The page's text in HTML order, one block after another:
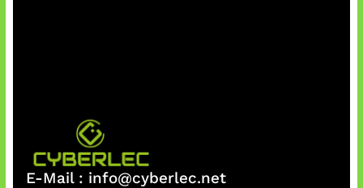
E-Mail : info@cyberlec.net